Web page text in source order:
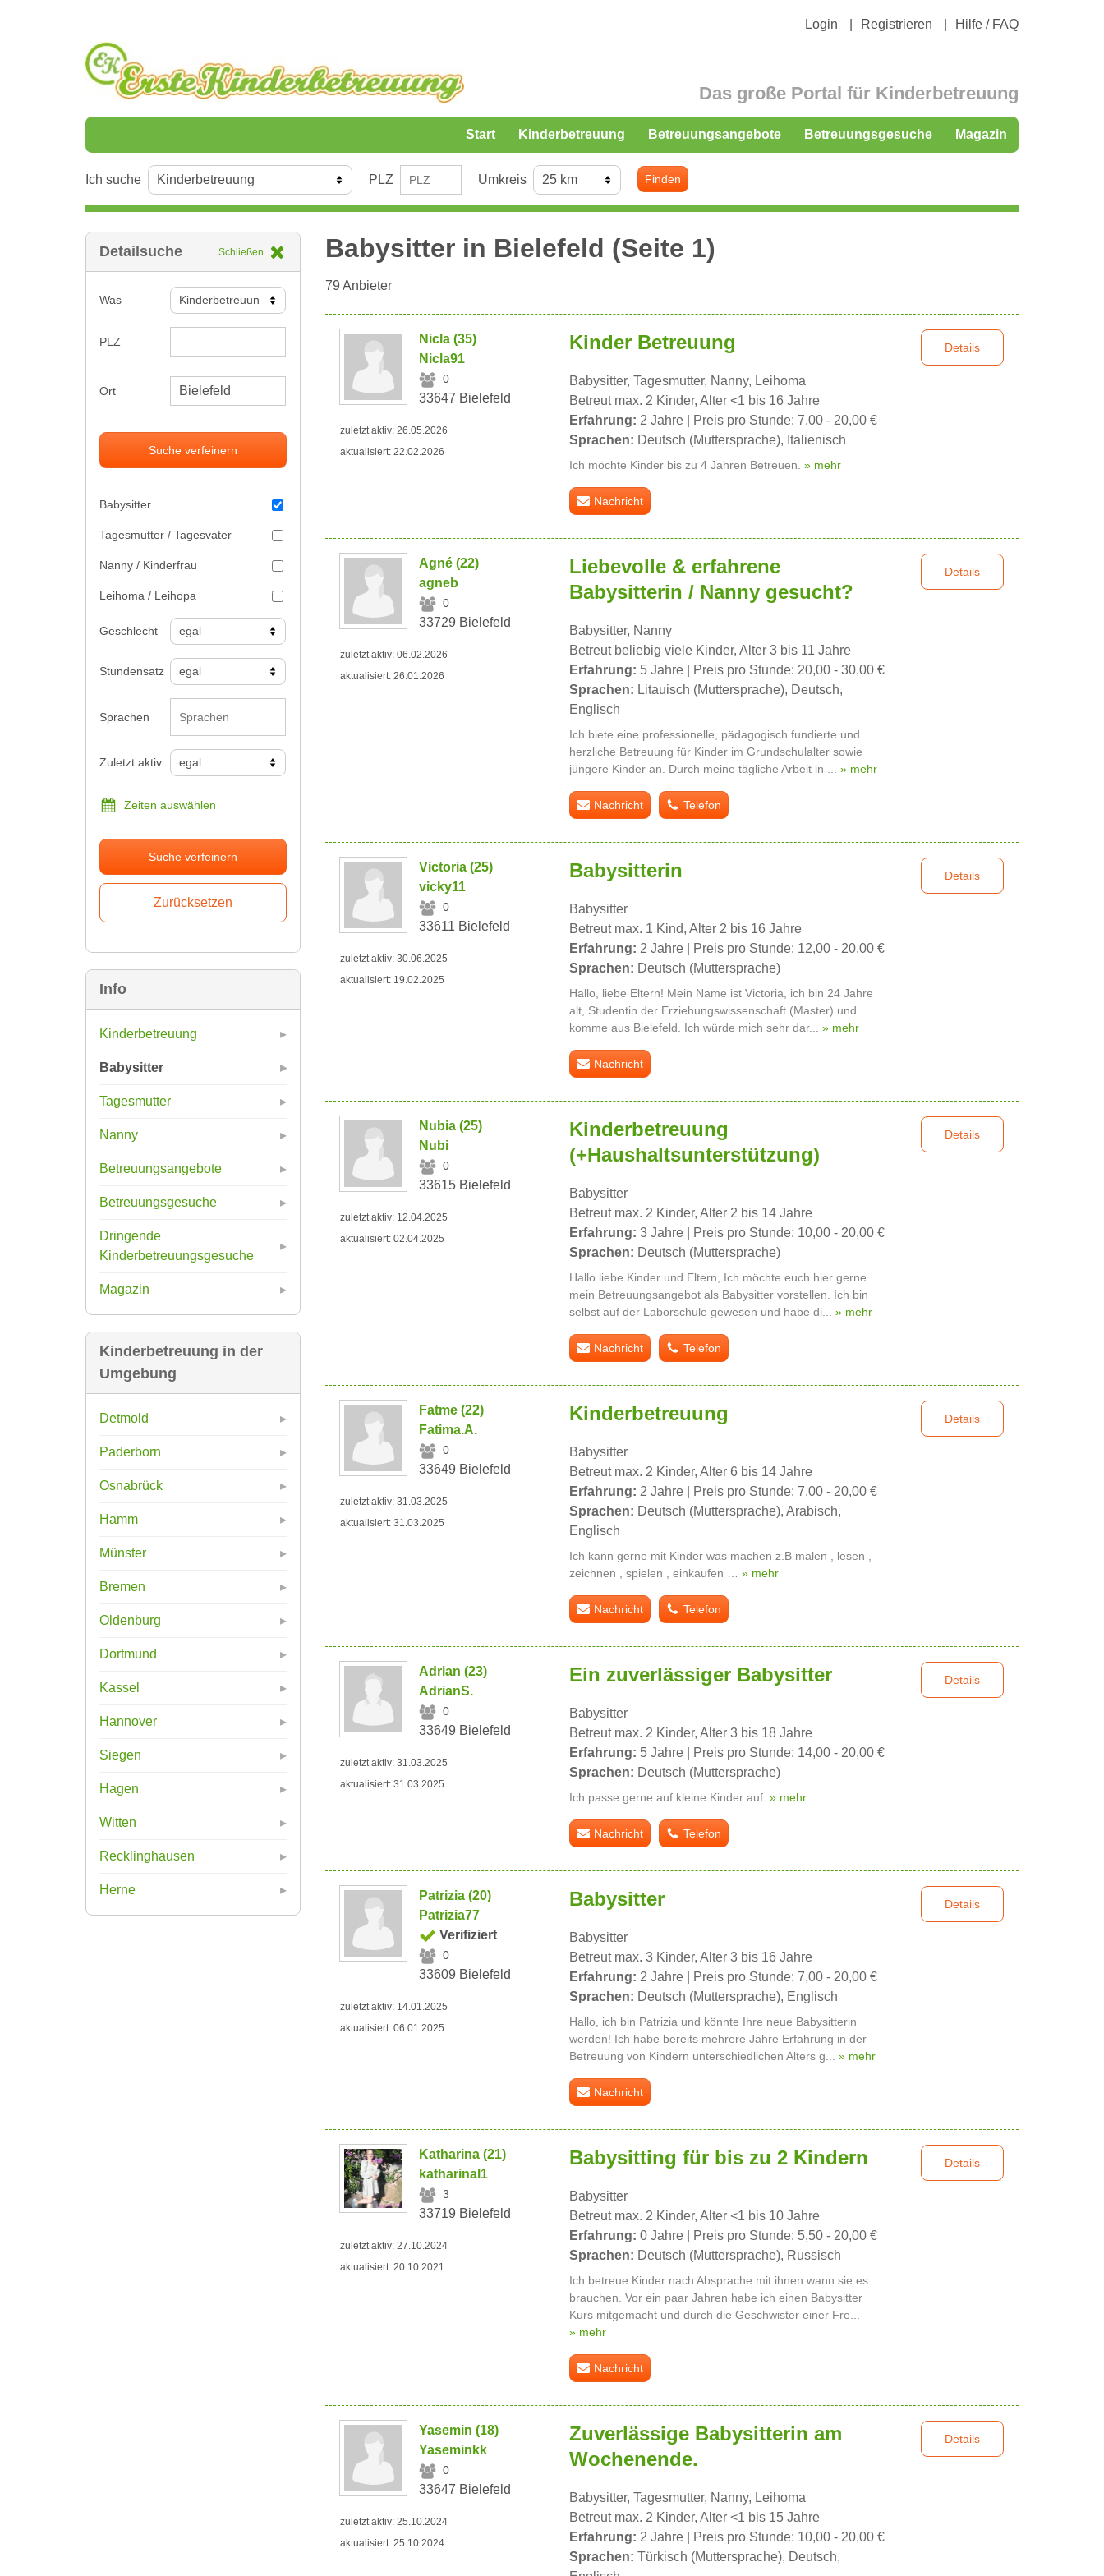
Login Registrieren Hilfe / FAQ
Das große Portal für Kinderbetreuung
Start Kinderbetreuung Betreuungsangebote Betreuungsgesuche Magazin
Ich suche PLZ Umkreis Finden
Detailsuche Schließen
Was
PLZ
Ort
Suche verfeinern
Babysitter
Tagesmutter / Tagesvater
Nanny / Kinderfrau
Leihoma / Leihopa
Geschlecht
Stundensatz
Sprachen
Zuletzt aktiv
Zeiten auswählen
Suche verfeinern
Info
Kinderbetreuung
Babysitter
Tagesmutter
Nanny
Betreuungsangebote
Betreuungsgesuche
Dringende
Kinderbetreuungsgesuche
Magazin
Kinderbetreuung in der
Umgebung
Detmold
Paderborn
Osnabrück
Hamm
Münster
Bremen
Oldenburg
Dortmund
Kassel
Hannover
Siegen
Hagen
Witten
Recklinghausen
Herne
Babysitter in Bielefeld (Seite 1)
79 Anbieter
Nicla (35)
Nicla91
0
33647 Bielefeld
zuletzt aktiv: 26.05.2026
aktualisiert: 22.02.2026
Kinder Betreuung
Babysitter, Tagesmutter, Nanny, Leihoma
Betreut max. 2 Kinder, Alter <1 bis 16 Jahre
Erfahrung: 2 Jahre | Preis pro Stunde: 7,00 - 20,00 €
Sprachen: Deutsch (Muttersprache), Italienisch
Ich möchte Kinder bis zu 4 Jahren Betreuen. » mehr
Details
Nachricht
Agné (22)
agneb
0
33729 Bielefeld
zuletzt aktiv: 06.02.2026
aktualisiert: 26.01.2026
Liebevolle & erfahrene
Babysitterin / Nanny gesucht?
Babysitter, Nanny
Betreut beliebig viele Kinder, Alter 3 bis 11 Jahre
Erfahrung: 5 Jahre | Preis pro Stunde: 20,00 - 30,00 €
Sprachen: Litauisch (Muttersprache), Deutsch,
Englisch
Ich biete eine professionelle, pädagogisch fundierte und
herzliche Betreuung für Kinder im Grundschulalter sowie
jüngere Kinder an. Durch meine tägliche Arbeit in ... » mehr
Details
Nachricht Telefon
Victoria (25)
vicky11
0
33611 Bielefeld
zuletzt aktiv: 30.06.2025
aktualisiert: 19.02.2025
Babysitterin
Babysitter
Betreut max. 1 Kind, Alter 2 bis 16 Jahre
Erfahrung: 2 Jahre | Preis pro Stunde: 12,00 - 20,00 €
Sprachen: Deutsch (Muttersprache)
Hallo, liebe Eltern! Mein Name ist Victoria, ich bin 24 Jahre
alt, Studentin der Erziehungswissenschaft (Master) und
komme aus Bielefeld. Ich würde mich sehr dar... » mehr
Details
Nachricht
Nubia (25)
Nubi
0
33615 Bielefeld
zuletzt aktiv: 12.04.2025
aktualisiert: 02.04.2025
Kinderbetreuung
(+Haushaltsunterstützung)
Babysitter
Betreut max. 2 Kinder, Alter 2 bis 14 Jahre
Erfahrung: 3 Jahre | Preis pro Stunde: 10,00 - 20,00 €
Sprachen: Deutsch (Muttersprache)
Hallo liebe Kinder und Eltern, Ich möchte euch hier gerne
mein Betreuungsangebot als Babysitter vorstellen. Ich bin
selbst auf der Laborschule gewesen und habe di... » mehr
Details
Nachricht Telefon
Fatme (22)
Fatima.A.
0
33649 Bielefeld
zuletzt aktiv: 31.03.2025
aktualisiert: 31.03.2025
Kinderbetreuung
Babysitter
Betreut max. 2 Kinder, Alter 6 bis 14 Jahre
Erfahrung: 2 Jahre | Preis pro Stunde: 7,00 - 20,00 €
Sprachen: Deutsch (Muttersprache), Arabisch,
Englisch
Ich kann gerne mit Kinder was machen z.B malen , lesen ,
zeichnen , spielen , einkaufen … » mehr
Details
Nachricht Telefon
Adrian (23)
AdrianS.
0
33649 Bielefeld
zuletzt aktiv: 31.03.2025
aktualisiert: 31.03.2025
Ein zuverlässiger Babysitter
Babysitter
Betreut max. 2 Kinder, Alter 3 bis 18 Jahre
Erfahrung: 5 Jahre | Preis pro Stunde: 14,00 - 20,00 €
Sprachen: Deutsch (Muttersprache)
Ich passe gerne auf kleine Kinder auf. » mehr
Details
Nachricht Telefon
Patrizia (20)
Patrizia77
Verifiziert
0
33609 Bielefeld
zuletzt aktiv: 14.01.2025
aktualisiert: 06.01.2025
Babysitter
Babysitter
Betreut max. 3 Kinder, Alter 3 bis 16 Jahre
Erfahrung: 2 Jahre | Preis pro Stunde: 7,00 - 20,00 €
Sprachen: Deutsch (Muttersprache), Englisch
Hallo, ich bin Patrizia und könnte Ihre neue Babysitterin
werden! Ich habe bereits mehrere Jahre Erfahrung in der
Betreuung von Kindern unterschiedlichen Alters g... » mehr
Details
Nachricht
Katharina (21)
katharinal1
3
33719 Bielefeld
zuletzt aktiv: 27.10.2024
aktualisiert: 20.10.2021
Babysitting für bis zu 2 Kindern
Babysitter
Betreut max. 2 Kinder, Alter <1 bis 10 Jahre
Erfahrung: 0 Jahre | Preis pro Stunde: 5,50 - 20,00 €
Sprachen: Deutsch (Muttersprache), Russisch
Ich betreue Kinder nach Absprache mit ihnen wann sie es
brauchen. Vor ein paar Jahren habe ich einen Babysitter
Kurs mitgemacht und durch die Geschwister einer Fre...
» mehr
Details
Nachricht
Yasemin (18)
Yaseminkk
0
33647 Bielefeld
zuletzt aktiv: 25.10.2024
aktualisiert: 25.10.2024
Zuverlässige Babysitterin am
Wochenende.
Babysitter, Tagesmutter, Nanny, Leihoma
Betreut max. 2 Kinder, Alter <1 bis 15 Jahre
Erfahrung: 2 Jahre | Preis pro Stunde: 10,00 - 20,00 €
Sprachen: Türkisch (Muttersprache), Deutsch,
Details